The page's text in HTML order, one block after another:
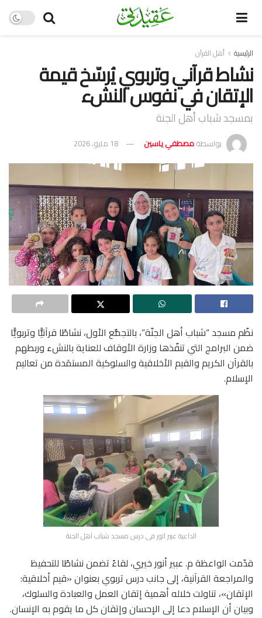
الرئيسية أهل القرآن
نشاط قرآني وتربوي يُرسّخ قيمة
الإتقان في نفوس النشء
بمسجد شباب أهل الجنة
بواسطةمصطفي ياسين 18 مايو، 2026
نظّم مسجد “شباب أهل الجنّة”، بالتجمُّع الأول، نشاطًا قرآنيًّا وتربويًّا
ضمن البرامج التي تنفّذها وزارة الأوقاف للعناية بالنشء وربطهم
بالقرآن الكريم والقيم الأخلاقية والسلوكية المستمَدة من تعاليم
الإسلام.
الداعية عبير انور فى درس مسجد شباب اهل الجنة
قدّمت الواعظة م. عبير أنور خيري، لقاءً تضمن نشاطًا للتحفيظ
والمراجعة القرآنية، إلى جانب درس تربوي بعنوان «قيم أخلاقية:
الإتقان»، تناولت خلاله أهمية إتقان العمل والعبادة والسلوك،
وبيان أن الإسلام دعا إلى الإحسان وإتقان كل ما يقوم به الإنسان.